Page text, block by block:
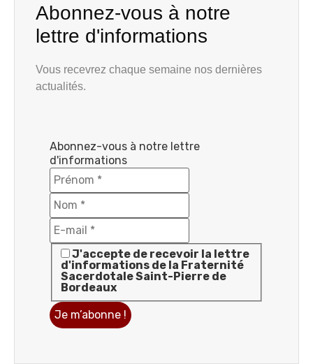
Abonnez-vous à notre
lettre d'informations
Vous recevrez chaque semaine nos dernières
actualités.
Abonnez-vous à notre lettre
d'informations
J'accepte de recevoir la lettre
d'informations de la Fraternité
Sacerdotale Saint-Pierre de
Bordeaux